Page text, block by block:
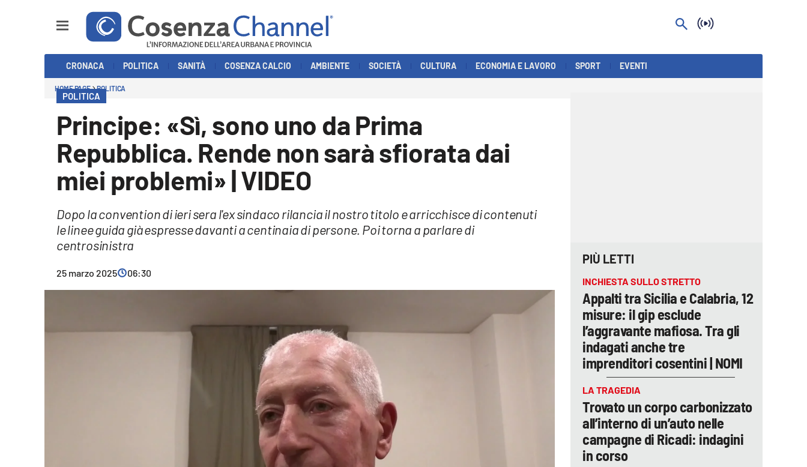
Economia e Lavoro
CRONACA POLITICA SANITÀ COSENZA CALCIO AMBIENTE SOCIETÀ CULTURA ECONOMIA E LAVORO SPORT EVENTI
HOME PAGE POLITICA
POLITICA
Principe: «Sì, sono uno da Prima
Repubblica. Rende non sarà sfiorata dai
miei problemi» | VIDEO
Dopo la convention di ieri sera l'ex sindaco rilancia il nostro titolo e arricchisce di contenuti
le linee guida già espresse davanti a centinaia di persone. Poi torna a parlare di
centrosinistra
25 marzo 2025 06:30
PIÙ LETTI
INCHIESTA SULLO STRETTO
Appalti tra Sicilia e Calabria, 12
misure: il gip esclude
l’aggravante mafiosa. Tra gli
indagati anche tre
imprenditori cosentini | NOMI
LA TRAGEDIA
Trovato un corpo carbonizzato
all’interno di un’auto nelle
campagne di Ricadi: indagini
in corso